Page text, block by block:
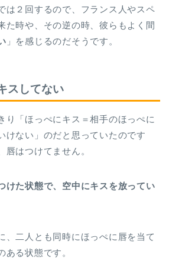
は２回するので、フランス人やスペ
た時や、その逆の時、彼らもよく間
」を感じるのだそうです。
スしてない
り「ほっぺにキス＝相手のほっぺに
けない」のだと思っていたのです
唇はつけてません。
けた状態で、空中にキスを放ってい
、二人とも同時にほっぺに唇を当て
ある状態です。